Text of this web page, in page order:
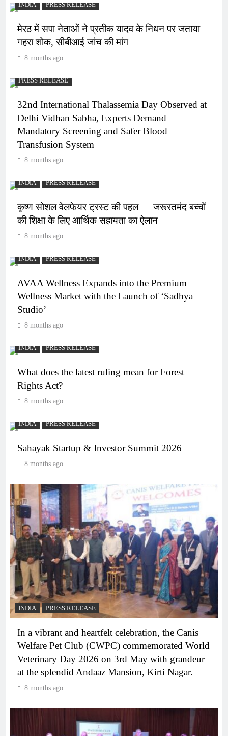
INDIA PRESS RELEASE
मेरठ में सपा नेताओं ने प्रतीक यादव के निधन पर जताया
गहरा शोक, सीबीआई जांच की मांग
8 months ago
PRESS RELEASE
32nd International Thalassemia Day Observed at
Delhi Vidhan Sabha, Experts Demand
Mandatory Screening and Safer Blood
Transfusion System
8 months ago
INDIA PRESS RELEASE
कृष्ण सोशल वेलफेयर ट्रस्ट की पहल — जरूरतमंद बच्चों
की शिक्षा के लिए आर्थिक सहायता का ऐलान
8 months ago
INDIA PRESS RELEASE
AVAA Wellness Expands into the Premium
Wellness Market with the Launch of ‘Sadhya
Studio’
8 months ago
INDIA PRESS RELEASE
What does the latest ruling mean for Forest
Rights Act?
8 months ago
INDIA PRESS RELEASE
Sahayak Startup & Investor Summit 2026
8 months ago
INDIA PRESS RELEASE
In a vibrant and heartfelt celebration, the Canis
Welfare Pet Club (CWPC) commemorated World
Veterinary Day 2026 on 3rd May with grandeur
at the splendid Andaaz Mansion, Kirti Nagar.
8 months ago